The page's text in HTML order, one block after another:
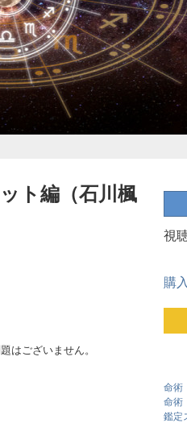
ト編（石川楓
はございません。
視
購
命術
命術
鑑定